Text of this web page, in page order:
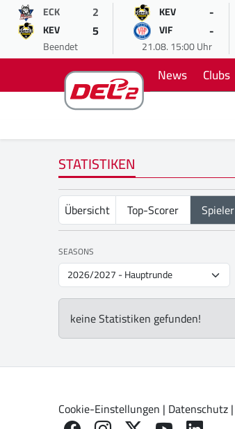
ECK 2
KEV 5
Beendet
KEV -
VIF -
21.08. 15:00 Uhr
News Clubs
STATISTIKEN
Übersicht Top-Scorer Spieler
SEASONS
keine Statistiken gefunden!
Cookie-Einstellungen | Datenschutz|